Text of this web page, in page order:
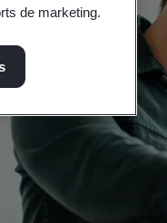
de marketing.